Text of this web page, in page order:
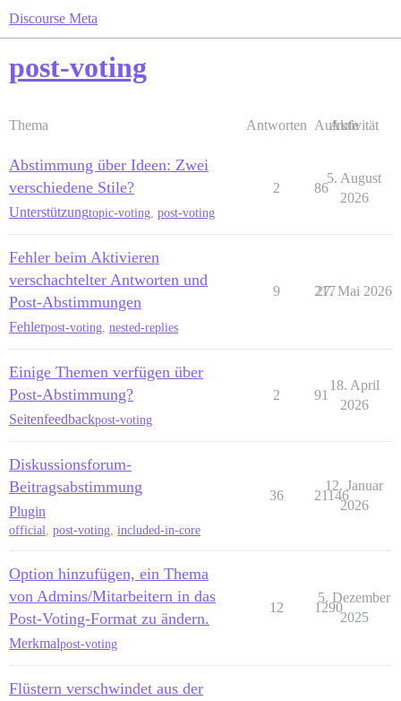
Discourse Meta
post-voting
Thema Antworten Aufrufe
Aktivität
Abstimmung über Ideen: Zwei
verschiedene Stile?
Unterstützungtopic-voting post-voting
2 86
5. August
2026
Fehler beim Aktivieren
verschachtelter Antworten und
Post-Abstimmungen
Fehlerpost-voting nested-replies
9 217
27. Mai 2026
Einige Themen verfügen über
Post-Abstimmung?
Seitenfeedbackpost-voting
2 91
18. April
2026
Diskussionsforum-
Beitragsabstimmung
Plugin
official, post-voting, included-in-core
36 21146
12. Januar
2026
Option hinzufügen, ein Thema
von Admins/Mitarbeitern in das
Post-Voting-Format zu ändern.
Merkmalpost-voting
12 1290
5. Dezember
2025
Flüstern verschwindet aus der